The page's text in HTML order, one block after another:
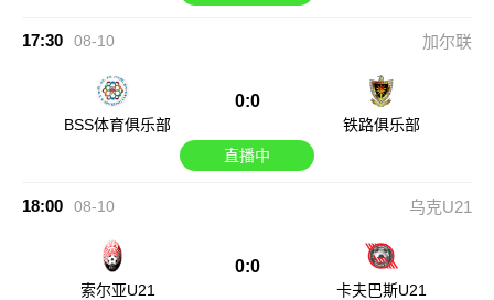
17:30 08-10 加尔联
BSS体育俱乐部
0:0
铁路俱乐部
直播中
18:00 08-10 乌克U21
索尔亚U21
0:0
卡夫巴斯U21